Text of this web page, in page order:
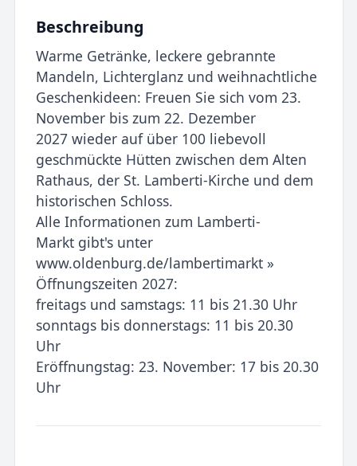
Beschreibung
Warme Getränke, leckere gebrannte
Mandeln, Lichterglanz und weihnachtliche
Geschenkideen: Freuen Sie sich vom 23.
November bis zum 22. Dezember
2027 wieder auf über 100 liebevoll
geschmückte Hütten zwischen dem Alten
Rathaus, der St. Lamberti-Kirche und dem
historischen Schloss.
Alle Informationen zum Lamberti-
Markt gibt's unter
www.oldenburg.de/lambertimarkt »
Öffnungszeiten 2027:
freitags und samstags: 11 bis 21.30 Uhr
sonntags bis donnerstags: 11 bis 20.30
Uhr
Eröffnungstag: 23. November: 17 bis 20.30
Uhr